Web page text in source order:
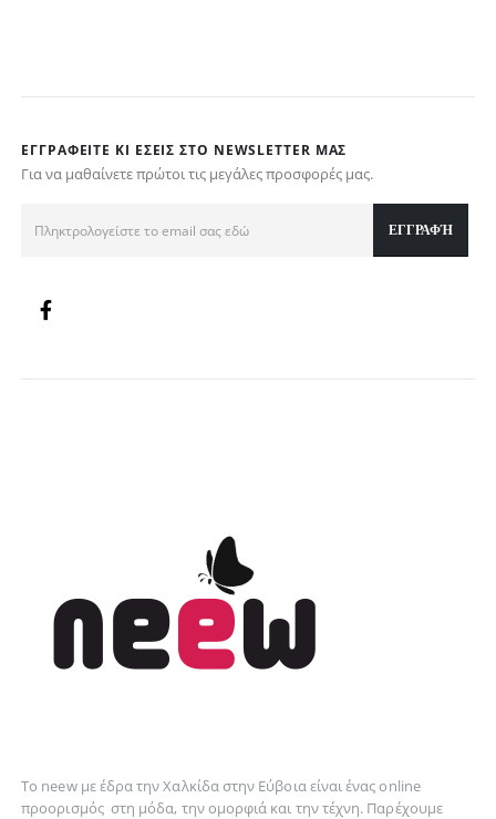
ΕΓΓΡΑΦΕΊΤΕ ΚΙ ΕΣΕΊΣ ΣΤΟ NEWSLETTER ΜΑΣ
Για να μαθαίνετε πρώτοι τις μεγάλες προσφορές μας.
Το neew με έδρα την Xαλκίδα στην Εύβοια είναι ένας online
προορισμός στη μόδα, τηνομορφιά και τηντέχνη. Παρέχουμε